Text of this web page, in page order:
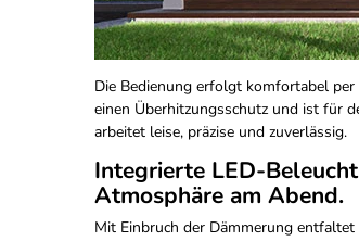
Die Bedienung erfolgt komfortabel
einen Überhitzungsschutz und ist für
arbeitet leise, präzise und zuverlässig.
Integrierte LED-
Atmosphäre am Abend.
Mit Einbruch der Dämmerung